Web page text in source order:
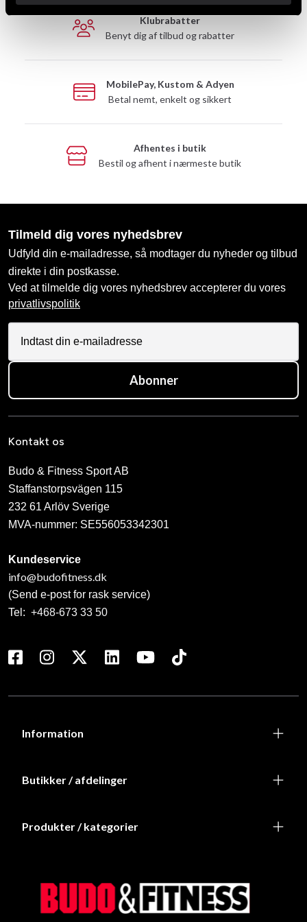
Klubrabatter
Benyt dig af tilbud og rabatter
MobilePay, Kustom & Adyen
Betal nemt, enkelt og sikkert
Afhentes i butik
Bestil og afhent i nærmeste butik
Tilmeld dig vores nyhedsbrev
Udfyld din e-mailadresse, så modtager du nyheder og tilbud
direkte i din postkasse.
Ved at tilmelde dig vores nyhedsbrev accepterer du vores
privatlivspolitik
Abonner
Kontakt os
Budo & Fitness Sport AB
Staffanstorpsvägen 115
232 61 Arlöv Sverige
MVA-nummer: SE556053342301
Kundeservice
info@budofitness.dk
(Send e-post for rask service)
Tel: +468-673 33 50
Information
Butikker / afdelinger
Produkter / kategorier